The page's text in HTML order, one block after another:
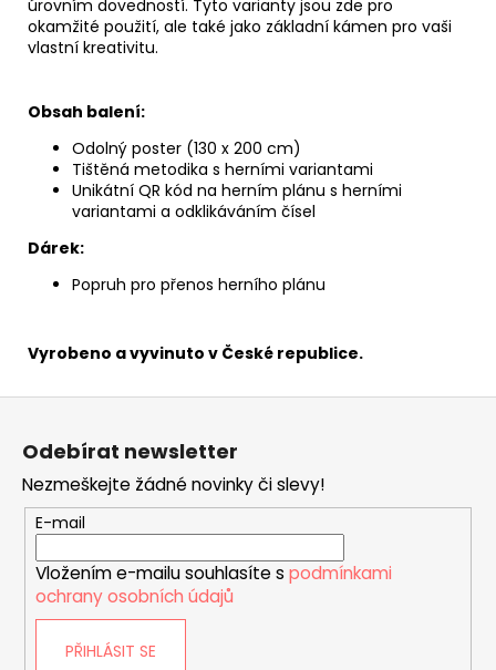
úrovním dovedností. Tyto varianty jsou zde pro
okamžité použití, ale také jako základní kámen pro vaši
vlastní kreativitu.
Obsah balení:
Odolný poster (130 x 200 cm)
Tištěná metodika s herními variantami
Unikátní QR kód na herním plánu s herními
variantami a odklikáváním čísel
Dárek:
Popruh pro přenos herního plánu
Vyrobeno a vyvinuto v České republice.
Z
Odebírat newsletter
Nezmeškejte žádné novinky či slevy!
E-mail
Vložením e-mailu souhlasíte s podmínkami
ochrany osobních údajů
PŘIHLÁSIT SE